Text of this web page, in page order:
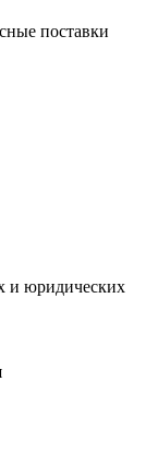
поставки
и юридических